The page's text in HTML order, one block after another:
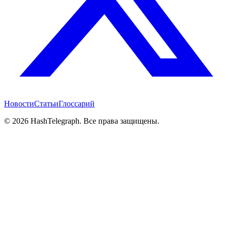
НовостиСтатьиГлоссарий
© 2026 HashTelegraph. Все права защищены.